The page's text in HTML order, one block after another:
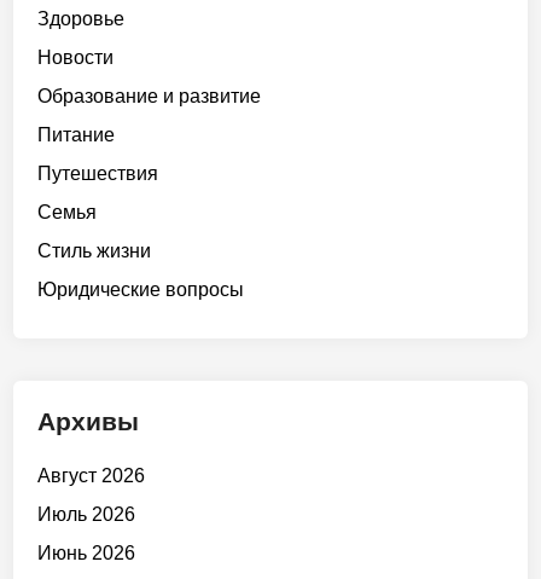
Здоровье
Новости
Образование и развитие
Питание
Путешествия
Семья
Стиль жизни
Юридические вопросы
Архивы
Август 2026
Июль 2026
Июнь 2026